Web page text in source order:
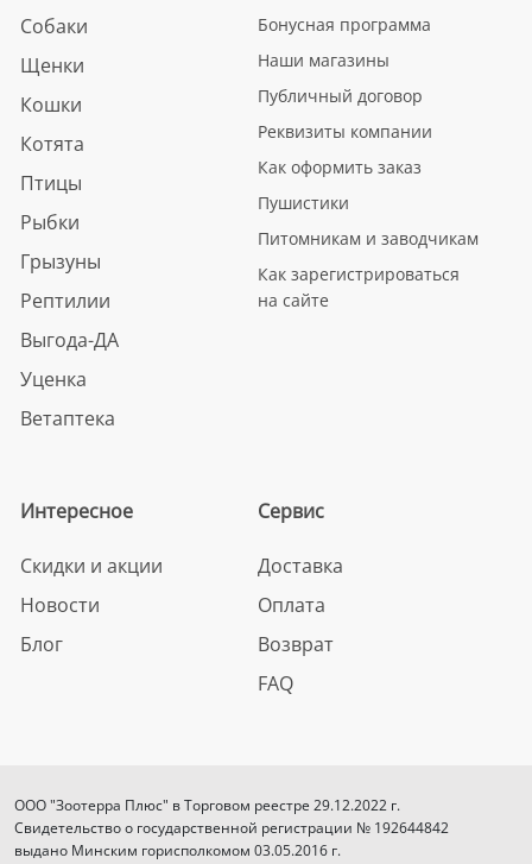
Собаки
Щенки
Кошки
Котята
Птицы
Рыбки
Грызуны
Рептилии
Выгода-ДА
Уценка
Ветаптека
Бонусная программа
Наши магазины
Публичный договор
Реквизиты компании
Как оформить заказ
Пушистики
Питомникам и заводчикам
Как зарегистрироваться
на сайте
Интересное
Скидки и акции
Новости
Блог
Сервис
Доставка
Оплата
Возврат
FAQ
ООО "Зоотерра Плюс" в Торговом реестре 29.12.2022 г.
Свидетельство о государственной регистрации № 192644842
выдано Минским горисполкомом 03.05.2016 г.